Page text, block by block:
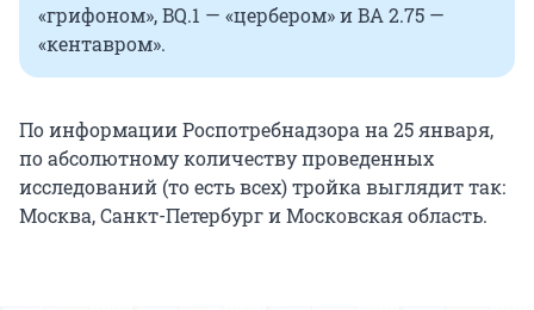
«грифоном», BQ.1 — «цербером» и BA 2.75 —
«кентавром».
По информации Роспотребнадзора на 25 января,
по абсолютному количеству проведенных
исследований (то есть всех) тройка выглядит так:
Москва, Санкт-Петербург и Московская область.